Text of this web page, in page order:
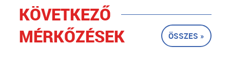
KÖVETKEZŐ
MÉRKŐZÉSEK
ÖSSZES »